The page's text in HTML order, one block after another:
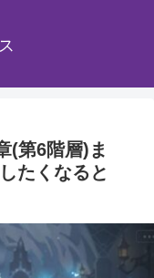
(第6階層)ま
たくなると